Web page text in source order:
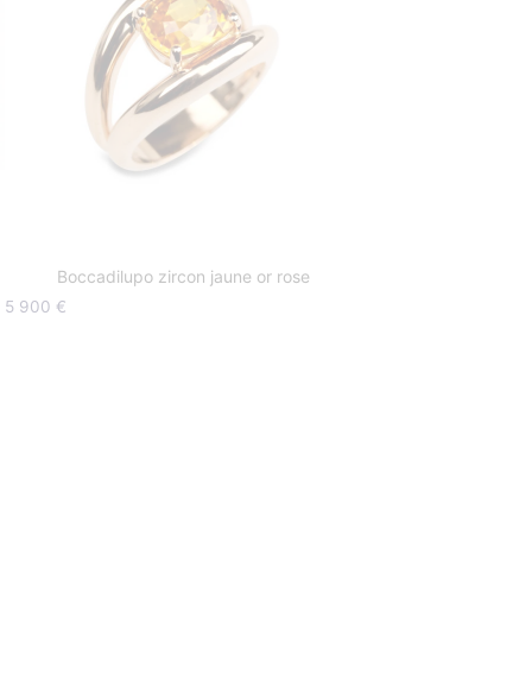
Boccadilupo zircon jaune or rose
5 900 €